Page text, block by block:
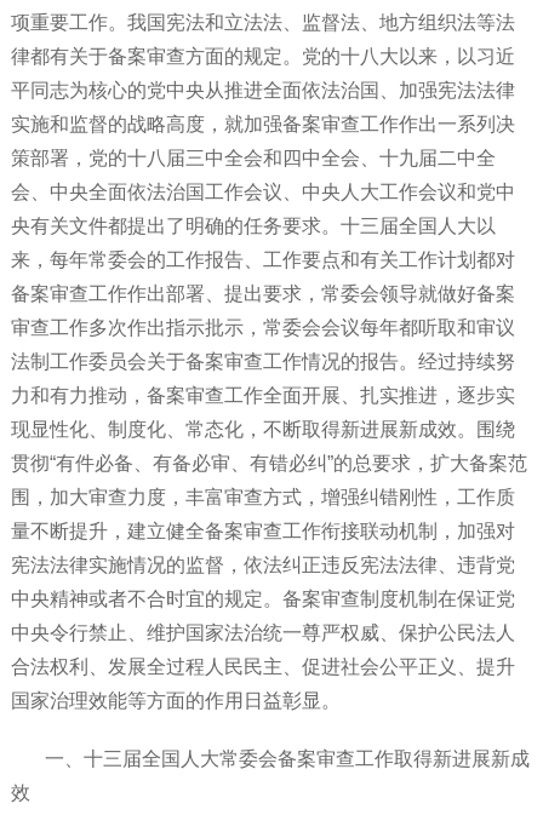
项重要工作。我国宪法和立法法、监督法、地方组织法等法
律都有关于备案审查方面的规定。党的十八大以来，以习近
平同志为核心的党中央从推进全面依法治国、加强宪法法律
实施和监督的战略高度，就加强备案审查工作作出一系列决
策部署，党的十八届三中全会和四中全会、十九届二中全
会、中央全面依法治国工作会议、中央人大工作会议和党中
央有关文件都提出了明确的任务要求。十三届全国人大以
来，每年常委会的工作报告、工作要点和有关工作计划都对
备案审查工作作出部署、提出要求，常委会领导就做好备案
审查工作多次作出指示批示，常委会会议每年都听取和审议
法制工作委员会关于备案审查工作情况的报告。经过持续努
力和有力推动，备案审查工作全面开展、扎实推进，逐步实
现显性化、制度化、常态化，不断取得新进展新成效。围绕
贯彻“有件必备、有备必审、有错必纠”的总要求，扩大备案范
围，加大审查力度，丰富审查方式，增强纠错刚性，工作质
量不断提升，建立健全备案审查工作衔接联动机制，加强对
宪法法律实施情况的监督，依法纠正违反宪法法律、违背党
中央精神或者不合时宜的规定。备案审查制度机制在保证党
中央令行禁止、维护国家法治统一尊严权威、保护公民法人
合法权利、发展全过程人民民主、促进社会公平正义、提升
国家治理效能等方面的作用日益彰显。
一、十三届全国人大常委会备案审查工作取得新进展新成
效